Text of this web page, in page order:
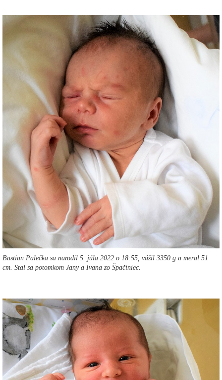
Bastian Palečka sa narodil 5. júla 2022 o 18:55, vážil 3350 g a meral 51
cm. Stal sa potomkom Jany a Ivana zo Špačiniec.